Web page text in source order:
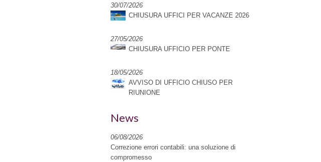
30/07/2026
CHIUSURA UFFICI PER VACANZE 2026
27/05/2026
CHIUSURA UFFICIO PER PONTE
18/05/2026
AVVISO DI UFFICIO CHIUSO PER
RIUNIONE
News
06/08/2026
Correzione errori contabili: una soluzione di
compromesso